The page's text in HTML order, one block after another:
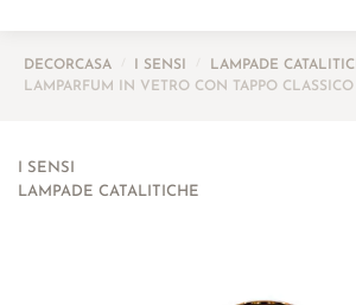
DECORCASA I SENSI LAMPADE
LAMPARFUM IN VETRO CON TAPPO
I SENSI
LAMPADE CATALITICHE